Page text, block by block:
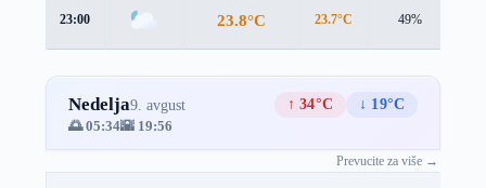
23:00 23.8°C 23.7°C 49%
Nedelja9. avgust ↑ 34°C
↓ 19°C
🌅 05:34🌇 19:56
Prevucite za više →